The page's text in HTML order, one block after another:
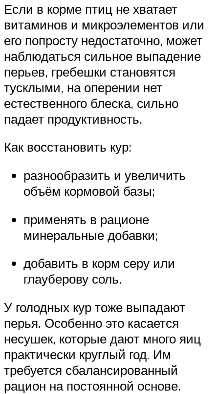
Если в корме птиц не хватает
витаминов и микроэлементов или
его попросту недостаточно, может
наблюдаться сильное выпадение
перьев, гребешки становятся
тусклыми, на оперении нет
естественного блеска, сильно
падает продуктивность.
Как восстановить кур:
разнообразить и увеличить
объём кормовой базы;
применять в рационе
минеральные добавки;
добавить в корм серу или
глауберову соль.
У голодных кур тоже выпадают
перья. Особенно это касается
несушек, которые дают много яиц
практически круглый год. Им
требуется сбалансированный
рацион на постоянной основе.